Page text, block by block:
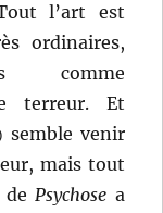
l’art est
ordinaires,
comme
terreur. Et
semble venir
mais tout
dePsychose a